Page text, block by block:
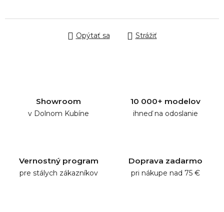
Opýtať sa Strážiť
Showroom
v Dolnom Kubíne
10 000+ modelov
ihneď na odoslanie
Vernostný program
pre stálych zákazníkov
Doprava zadarmo
pri nákupe nad 75 €